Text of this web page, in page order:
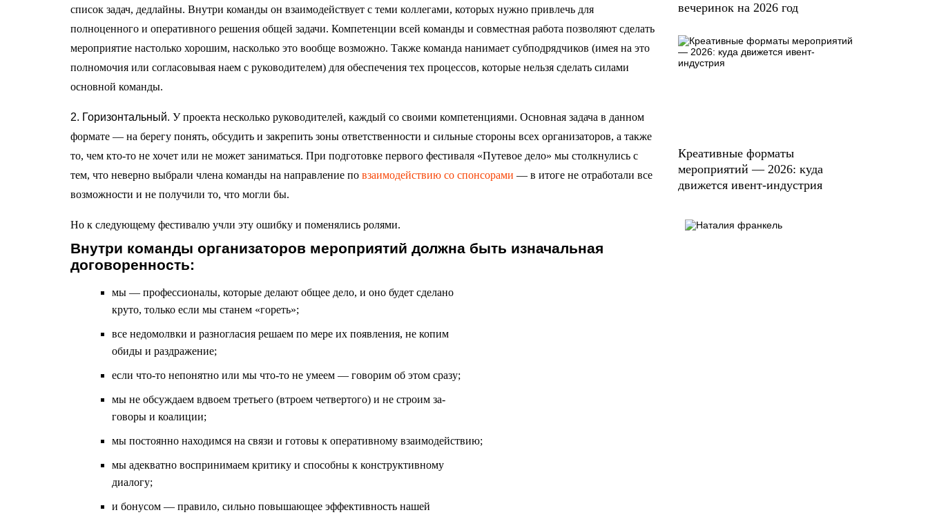
список задач, дедлайны. Внутри команды он взаимодействует с теми коллегами, которых нужно привлечь для
полноценного и оперативного решения общей задачи. Компетенции всей команды и совместная работа позволяют сделать
мероприятие настолько хорошим, насколько это вообще возможно. Также команда нанимает субподрядчиков (имея на это
полномочия или согласовывая наем с руководителем) для обеспечения тех процессов, которые нельзя сделать силами
основной команды.
2. Горизонтальный. У проекта несколько руководителей, каждый со своими компетенциями. Основная задача в данном
формате — на берегу понять, обсудить и закрепить зоны ответственности и сильные стороны всех организаторов, а также
то, чем кто-то не хочет или не может заниматься. При подготовке первого фестиваля «Путевое дело» мы столкнулись с
тем, что неверно выбрали члена команды на направление по взаимодействию со спонсорами — в итоге не отработали все
возможности и не получили то, что могли бы.
Но к следующему фестивалю учли эту ошибку и поменялись ролями.
Внутри команды организаторов мероприятий должна быть изначальная
договоренность:
мы — профессионалы, которые делают общее дело, и оно будет сделано
круто, только если мы станем «гореть»;
все недомолвки и разногласия решаем по мере их появления, не копим
обиды и раздражение;
если что-то непонятно или мы что-то не умеем — говорим об этом сразу;
мы не обсуждаем вдвоем третьего (втроем четвертого) и не строим за-
говоры и коалиции;
мы постоянно находимся на связи и готовы к оперативному взаимодействию;
мы адекватно воспринимаем критику и способны к конструктивному
диалогу;
и бонусом — правило, сильно повышающее эффективность нашей
вечеринок на 2026 год
Креативные форматы
мероприятий — 2026: куда
движется ивент-индустрия